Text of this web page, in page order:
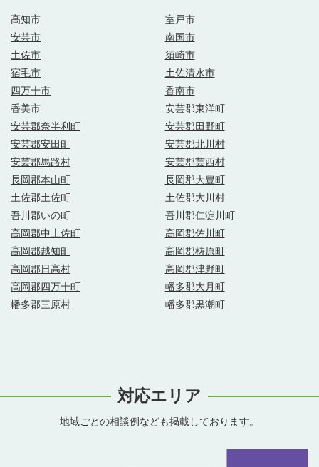
高知市
室戸市
安芸市
南国市
土佐市
須崎市
宿毛市
土佐清水市
四万十市
香南市
香美市
安芸郡東洋町
安芸郡奈半利町
安芸郡田野町
安芸郡安田町
安芸郡北川村
安芸郡馬路村
安芸郡芸西村
長岡郡本山町
長岡郡大豊町
土佐郡土佐町
土佐郡大川村
吾川郡いの町
吾川郡仁淀川町
高岡郡中土佐町
高岡郡佐川町
高岡郡越知町
高岡郡梼原町
高岡郡日高村
高岡郡津野町
高岡郡四万十町
幡多郡大月町
幡多郡三原村
幡多郡黒潮町
対応エリア
地域ごとの相談例なども掲載しております。